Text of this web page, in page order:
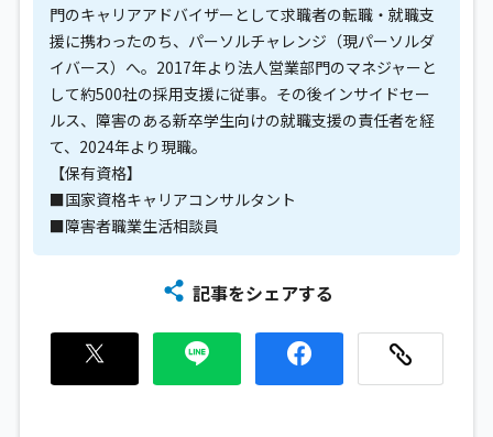
門のキャリアアドバイザーとして求職者の転職・就職支
援に携わったのち、パーソルチャレンジ（現パーソルダ
イバース）へ。2017年より法人営業部門のマネジャーと
して約500社の採用支援に従事。その後インサイドセー
ルス、障害のある新卒学生向けの就職支援の責任者を経
て、2024年より現職。
【保有資格】
■国家資格キャリアコンサルタント
■障害者職業生活相談員
記事をシェアする